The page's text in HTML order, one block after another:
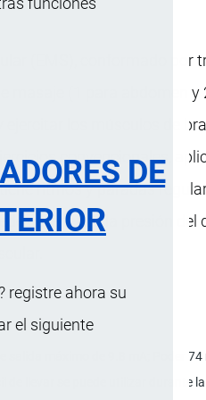
DE
registre ahora su
el siguiente
(EMS), conformado por
masaje (1 para abdomen
ejercitar los músculos de
convencionales,
ritmos y paradas
obtener de la presión
salida máximo de 9.8 mA; Poder
de llevar se puede utilizar